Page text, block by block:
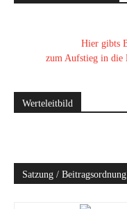
Hier gibts
zum Aufstieg in die
Werteleitbild
Satzung /